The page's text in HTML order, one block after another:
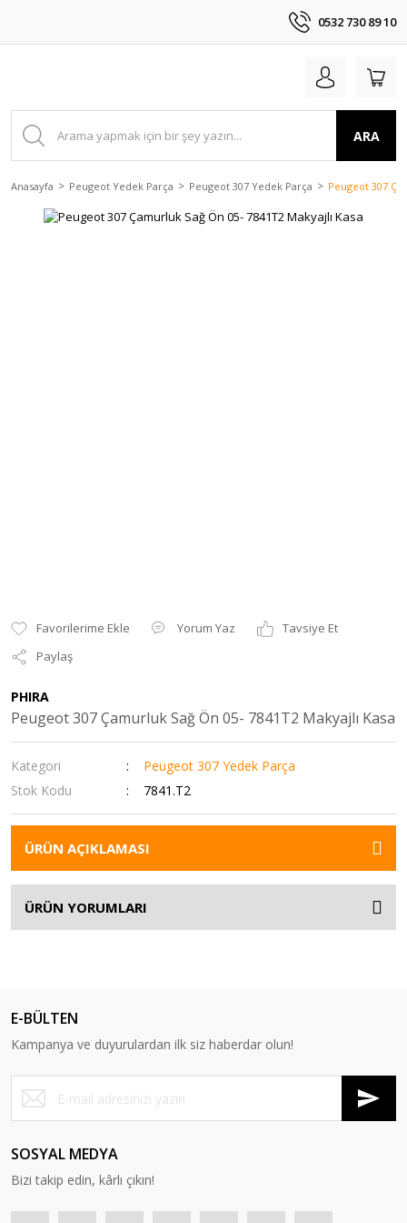
0532 730 89 10
ARA
Anasayfa Peugeot Yedek Parça Peugeot 307 Yedek Parça Peugeot 307
Yorum Yaz
Tavsiye Et
Paylaş
PHIRA
Peugeot 307 Çamurluk Sağ Ön 05- 7841T2 Makyajlı Kasa
Kategori
Peugeot 307 Yedek Parça
Stok Kodu
7841.T2
ÜRÜN AÇIKLAMASI
ÜRÜN YORUMLARI
E-BÜLTEN
Kampanya ve duyurulardan ilk siz haberdar olun!
SOSYAL MEDYA
Bizi takip edin, kârlı çıkın!